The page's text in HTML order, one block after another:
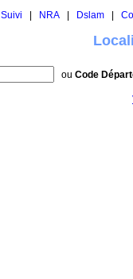
Suivi NRA Dslam
ou Code